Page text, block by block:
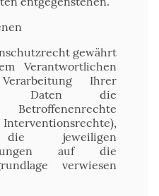
gewährt
Verantwortlichen
Ihrer
Daten die
jeweiligen
auf die
verwiesen